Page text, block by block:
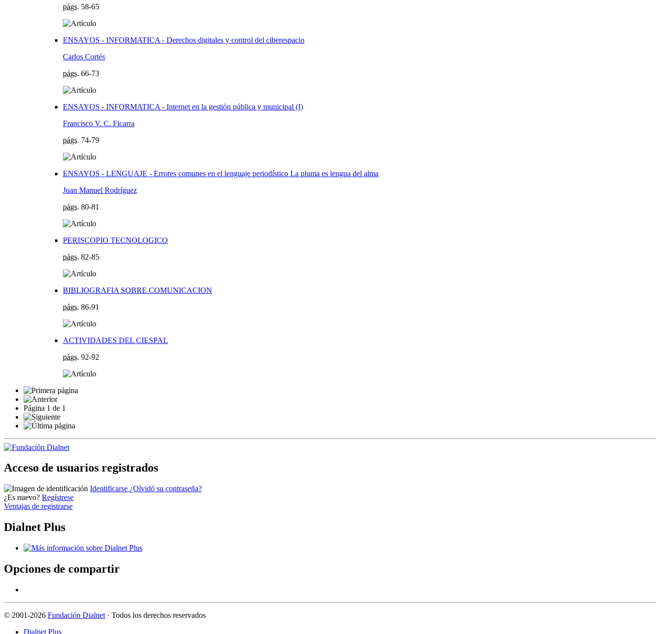
págs. 58-65
ENSAYOS - INFORMATICA - Derechos digitales y control del ciberespacio
Carlos Cortés
págs. 66-73
ENSAYOS - INFORMATICA - Internet en la gestión pública y municipal (I)
Francisco V. C. Ficarra
págs. 74-79
ENSAYOS - LENGUAJE - Errores comunes en el lenguaje periodístico La pluma es lengua del alma
Juan Manuel Rodríguez
págs. 80-81
PERISCOPIO TECNOLOGICO
págs. 82-85
BIBLIOGRAFIA SOBRE COMUNICACION
págs. 86-91
ACTIVIDADES DEL CIESPAL
págs. 92-92
Página 1 de 1
Acceso de usuarios registrados
Identificarse ¿Olvidó su contraseña?
¿Es nuevo? Regístrese
Ventajas de registrarse
Dialnet Plus
Opciones de compartir
© 2001-2026 Fundación Dialnet · Todos los derechos reservados
Dialnet Plus